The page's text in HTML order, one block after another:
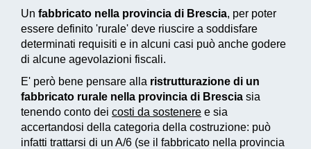
Un fabbricato nella provincia di Brescia, per poter
essere definito 'rurale' deve riuscire a soddisfare
determinati requisiti e in alcuni casi può anche godere
di alcune agevolazioni fiscali.
E' però bene pensare alla ristrutturazione di un
fabbricato rurale nella provincia di Brescia sia
tenendo conto dei costi da sostenere e sia
accertandosi della categoria della costruzione: può
infatti trattarsi di un A/6 (se il fabbricato nella provincia